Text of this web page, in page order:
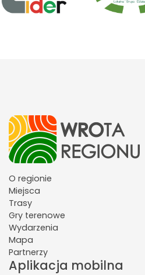
O regionie
Miejsca
Trasy
Gry terenowe
Wydarzenia
Mapa
Partnerzy
Aplikacja mobilna